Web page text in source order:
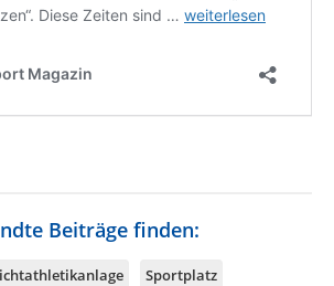
Beiträge finden:
Sportplatz